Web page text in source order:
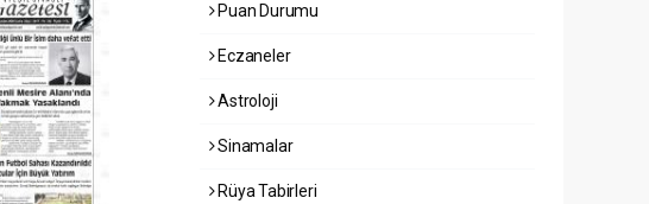
Puan Durumu
Eczaneler
Astroloji
Sinamalar
Rüya Tabirleri